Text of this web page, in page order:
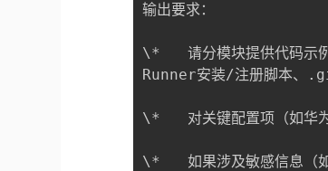
输出要求：
\*   请分模块提供代码示
Runner安装/注册脚本
\*   对关键配置项（如华为
\*   如果涉及敏感信息（如